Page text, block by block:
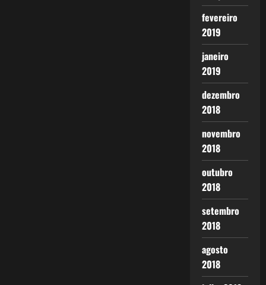
fevereiro
2019
janeiro
2019
dezembro
2018
novembro
2018
outubro
2018
setembro
2018
agosto
2018